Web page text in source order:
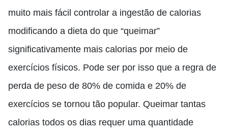
muito mais fácil controlar a ingestão de calorias
modificando a dieta do que “queimar”
significativamente mais calorias por meio de
exercícios físicos. Pode ser por isso que a regra de
perda de peso de 80% de comida e 20% de
exercícios se tornou tão popular. Queimar tantas
calorias todos os dias requer uma quantidade